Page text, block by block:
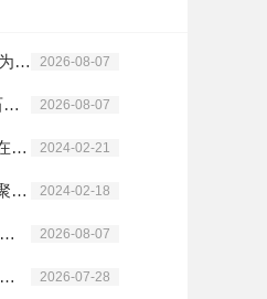
生意社LLDPE8月7日均差为-83.59元/吨 由负向扩大转为缩小 2026-08-07
PriceSeek提醒：独山子石化PE装置临时停车检修 2026-08-07
卡塔尔能源合资石化项目在拉斯拉凡投建 2024-02-21
三菱化学公布可降解生物聚酯树脂新材料 2024-02-18
生意社LLDPE日评：2026年8月7日偏弱震荡 2026-08-07
生意社：多空因素交织 聚乙烯高位震荡 2026-07-28